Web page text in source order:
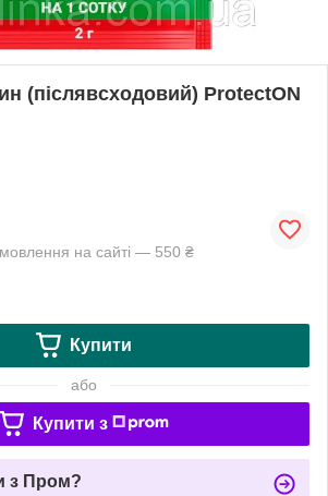
(післявсходовий) ProtectON
на сайті — 550 ₴
Купити
або
Купити з
з Пром?